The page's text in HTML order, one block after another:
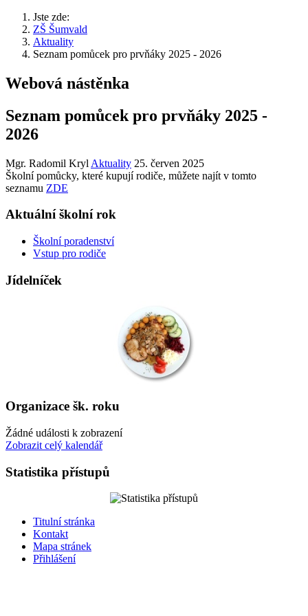
Jste zde:
ZŠ Šumvald
Aktuality
Seznam pomůcek pro prvňáky 2025 - 2026
Webová nástěnka
Seznam pomůcek pro prvňáky 2025 -
2026
Mgr. Radomil Kryl Aktuality 25. červen 2025
Školní pomůcky, které kupují rodiče, můžete najít v tomto
seznamu ZDE
Aktuální školní rok
Školní poradenství
Vstup pro rodiče
Jídelníček
Organizace šk. roku
Žádné události k zobrazení
Zobrazit celý kalendář
Statistika přístupů
Titulní stránka
Kontakt
Mapa stránek
Přihlášení